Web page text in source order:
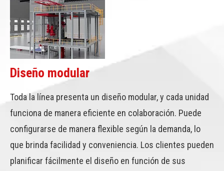
Diseño modular
Toda la línea presenta un diseño modular, y cada unidad
funciona de manera eficiente en colaboración. Puede
configurarse de manera flexible según la demanda, lo
que brinda facilidad y conveniencia. Los clientes pueden
planificar fácilmente el diseño en función de sus